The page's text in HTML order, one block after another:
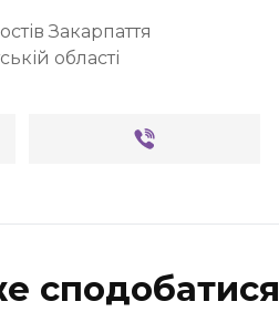
Закарпаття
області
сподобатися